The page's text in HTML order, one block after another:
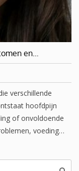
en…
verschillende
hoofdpijn
of onvoldoende
voeding…